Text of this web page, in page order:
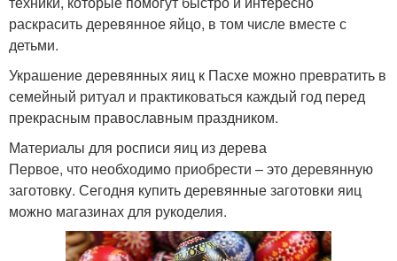
раскрасить деревянное яйцо, в том числе вместе с
детьми.
Украшение деревянных яиц к Пасхе можно превратить в
семейный ритуал и практиковаться каждый год перед
прекрасным православным праздником.
Материалы для росписи яиц из дерева
Первое, что необходимо приобрести – это деревянную
заготовку. Сегодня купить деревянные заготовки яиц
можно магазинах для рукоделия.